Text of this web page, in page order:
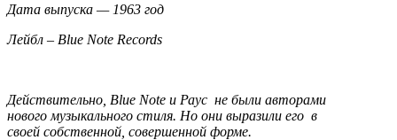
Дата выпуска — 1963 год
Лейбл – Blue Note Records
Действительно, Blue Note и Раус не были авторами
нового музыкального стиля. Но они выразили его в
своей собственной, совершенной форме.